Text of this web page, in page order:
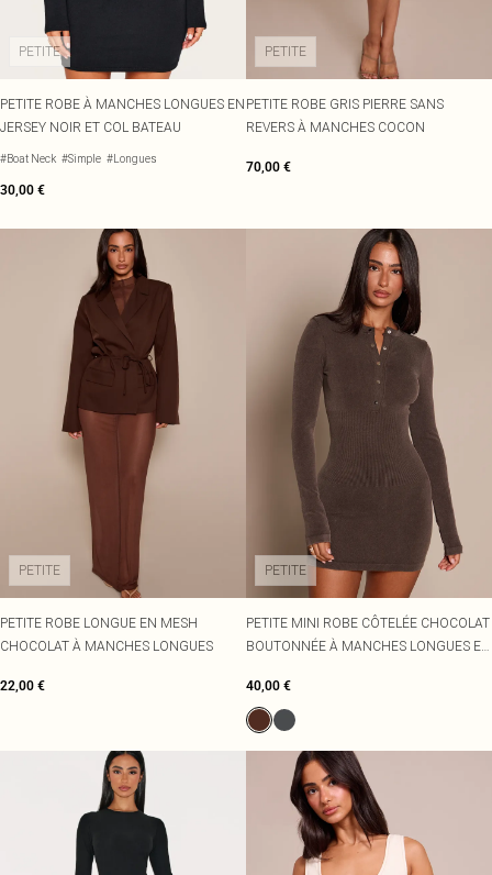
PETITE
PETITE ROBE À MANCHES LONGUES EN
JERSEY NOIR ET COL BATEAU
#Boat Neck #Simple #Longues
30,00 €
PETITE
PETITE ROBE GRIS PIERRE SANS
REVERS À MANCHES COCON
70,00 €
PETITE
PETITE ROBE LONGUE EN MESH
CHOCOLAT À MANCHES LONGUES
22,00 €
PETITE
PETITE MINI ROBE CÔTELÉE CHOCOLAT
BOUTONNÉE À MANCHES LONGUES ET
40,00 €